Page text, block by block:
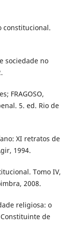
constitucional.
sociedade no
FRAGOSO,
5. ed. Rio de
XI retratos de
1994.
Tomo IV,
2008.
religiosa: o
de